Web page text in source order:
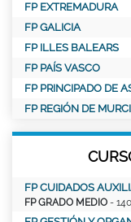
FP EXTREMADURA
FP GALICIA
FP ILLES BALEARS
FP PAÍS VASCO
FP PRINCIPADO DE
FP REGIÓN DE
FP CUIDADOS
FP GRADO MEDIO -